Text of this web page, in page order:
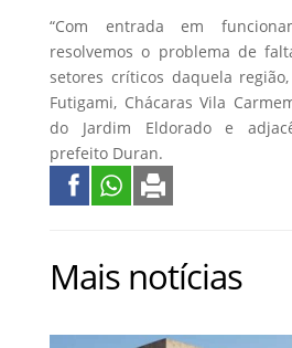
“Com entrada em
resolvemos o problema de
setores críticos daquela
Futigami, Chácaras Vila
do Jardim Eldorado e
prefeito Duran.
Mais notícias